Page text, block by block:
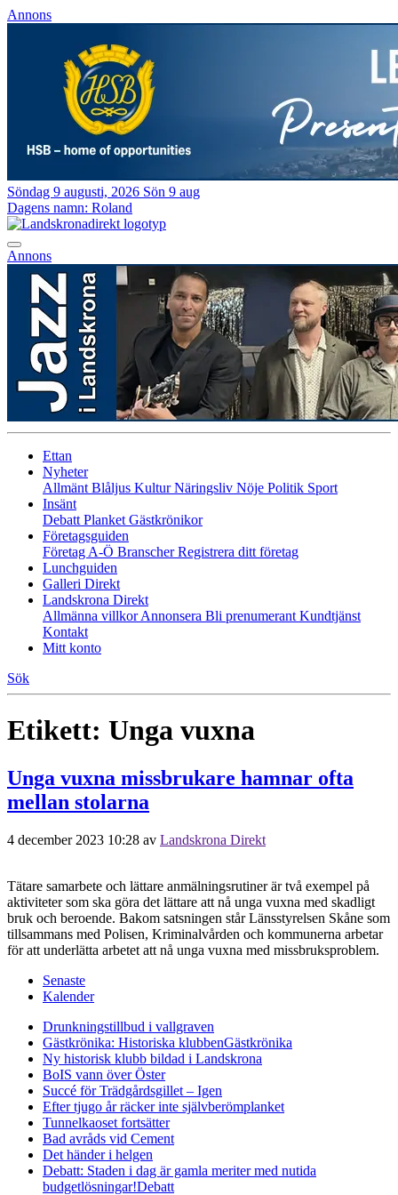
Annons
Söndag 9 augusti, 2026 Sön 9 aug
Dagens namn: Roland
Annons
Ettan
Nyheter
Allmänt Blåljus KulturNäringsliv Nöje Politik Sport
Insänt
Debatt Planket Gästkrönikor
Företagsguiden
Företag A-Ö BranscherRegistrera ditt företag
Lunchguiden
Galleri Direkt
Landskrona Direkt
Allmänna villkorAnnonsera Bli prenumerant Kundtjänst
Kontakt
Mitt konto
Sök
Etikett: Unga vuxna
Unga vuxna missbrukare hamnar ofta
mellan stolarna
4 december 2023 10:28 av Landskrona Direkt
Tätare samarbete och lättare anmälningsrutiner är två exempel på
aktiviteter som ska göra det lättare att nå unga vuxna med skadligt
bruk och beroende. Bakom satsningen står Länsstyrelsen Skåne som
tillsammans med Polisen, Kriminalvården och kommunerna arbetar
för att underlätta arbetet att nå unga vuxna med missbruksproblem.
Senaste
Kalender
Drunkningstillbud i vallgraven
Gästkrönika: Historiska klubbenGästkrönika
Ny historisk klubb bildad i Landskrona
BoIS vann över Öster
Succé för Trädgårdsgillet – Igen
Efter tjugo år räcker inte självberömplanket
Tunnelkaoset fortsätter
Bad avråds vid Cement
Det händer i helgen
Debatt: Staden i dag är gamla meriter med nutida
budgetlösningar!Debatt